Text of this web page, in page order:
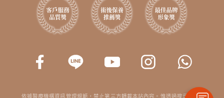
依據醫療機構資訊管理規範，禁止第三方轉載本站內容。惟透過搜尋